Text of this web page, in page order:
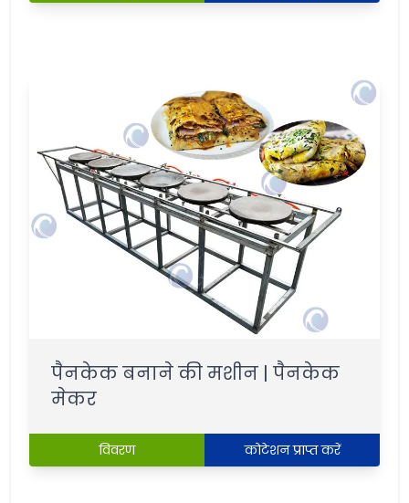
पैनकेक बनाने की मशीन | पैनकेक
मेकर
विवरण कोटेशन प्राप्त करें